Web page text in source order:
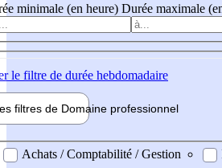
minimale (en heure) Durée maximale
le filtre de durée hebdomadaire
filtres de Domaine professionnel
professionel
Achats / Comptabilité / Gestion